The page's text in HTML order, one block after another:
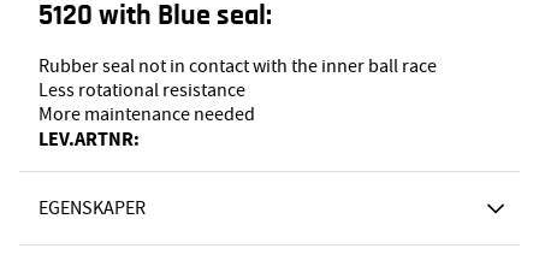
5120 with Blue seal:
Rubber seal not in contact with the inner ball race
Less rotational resistance
More maintenance needed
LEV.ARTNR:
EGENSKAPER